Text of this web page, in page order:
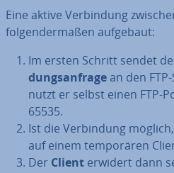
Eine aktive Ver­bin­dung
fol­gen­der­ma­ßen aufgebaut:
Im ersten Schritt sendet
dungs­an­fra­gean den
nutzt er selbst einen FTP-
65535.
Ist die Ver­bin­dung möglich,
auf einem tem­po­rä­ren
Der Client erwidert dann